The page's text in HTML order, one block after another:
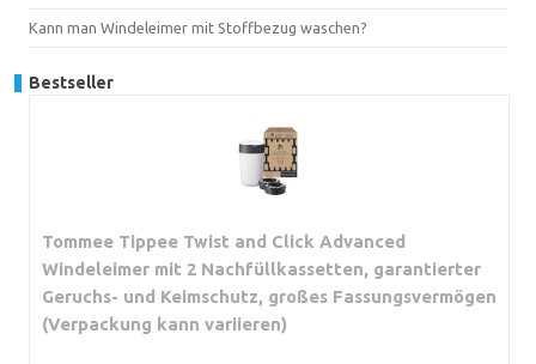
Kann man Windeleimer mit Stoffbezug waschen?
Bestseller
Tommee Tippee Twist and Click Advanced
Windeleimer mit 2 Nachfüllkassetten, garantierter
Geruchs- und Keimschutz, großes Fassungsvermögen
(Verpackung kann variieren)